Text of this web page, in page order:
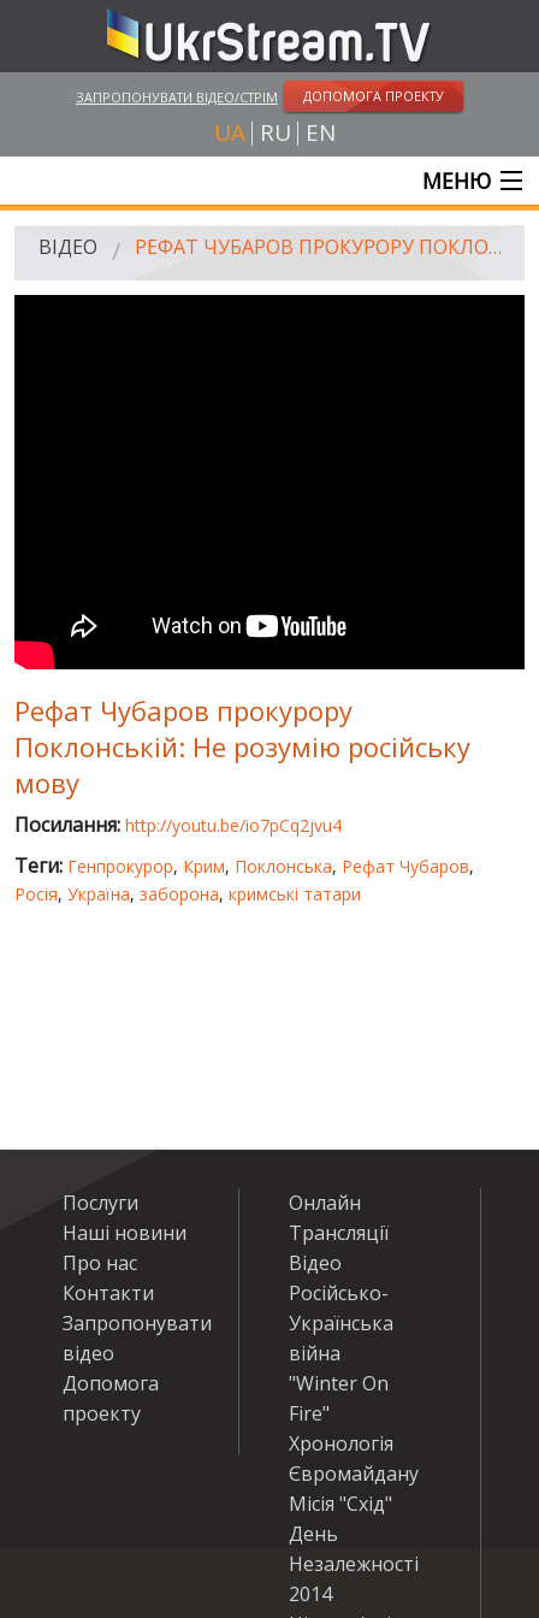
ЗАПРОПОНУВАТИ ВІДЕО/СТРІМ ДОПОМОГА ПРОЕКТУ
UA RU EN
МЕНЮ
ГОЛОВНА
ПУБЛІЧНІ ЛЮДИ
РОСІЙСЬКО-УКРАЇНСЬКА ВІЙНА
"WINTER ON FIRE"
ХРОНОЛОГІЯ ЄВРОМАЙДАНУ
ВІДЕО РЕФАТ ЧУБАРОВ ПРОКУРОРУ ПОКЛОНСЬКІЙ: НЕ РОЗУМІЮ РОСІЙСЬКУ МОВУ
Рефат Чубаров прокурору
Поклонській: Не розумію російську
мову
Посилання: http://youtu.be/io7pCq2jvu4
Теги: Генпрокурор, Крим, Поклонська, Рефат Чубаров,
Росія, Україна, заборона, кримські татари
Послуги
Наші новини
Про нас
Контакти
Запропонувати
відео
Допомога
проекту
Онлайн
Трансляції
Відео
Російсько-
Українська
війна
"Winter On
Fire"
Хронологія
Євромайдану
Місія "Схід"
День
Незалежності
2014